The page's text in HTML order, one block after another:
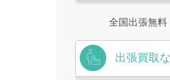
全国出張無料
出張買取